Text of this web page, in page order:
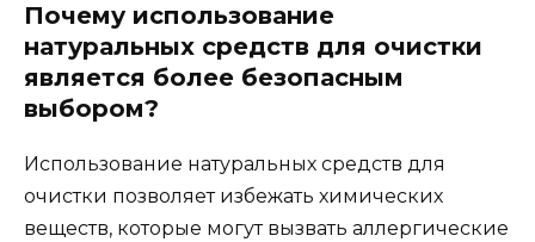
Почему использование
натуральных средств для очистки
является более безопасным
выбором?
Использование натуральных средств для
очистки позволяет избежать химических
веществ, которые могут вызвать аллергические